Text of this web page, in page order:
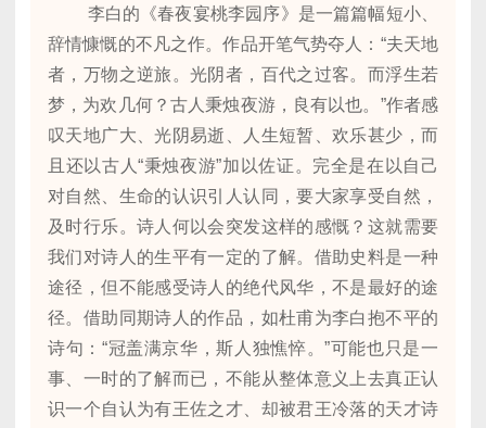
李白的《春夜宴桃李园序》是一篇篇幅短小、
辞情慷慨的不凡之作。作品开笔气势夺人：“夫天地
者，万物之逆旅。光阴者，百代之过客。而浮生若
梦，为欢几何？古人秉烛夜游，良有以也。”作者感
叹天地广大、光阴易逝、人生短暂、欢乐甚少，而
且还以古人“秉烛夜游”加以佐证。完全是在以自己
对自然、生命的认识引人认同，要大家享受自然，
及时行乐。诗人何以会突发这样的感慨？这就需要
我们对诗人的生平有一定的了解。借助史料是一种
途径，但不能感受诗人的绝代风华，不是最好的途
径。借助同期诗人的作品，如杜甫为李白抱不平的
诗句：“冠盖满京华，斯人独憔悴。”可能也只是一
事、一时的了解而已，不能从整体意义上去真正认
识一个自认为有王佐之才、却被君王冷落的天才诗